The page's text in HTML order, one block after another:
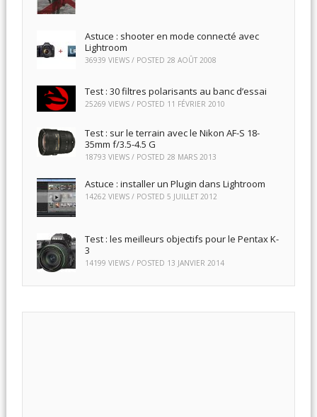
Astuce : shooter en mode connecté avec
Lightroom
36939 VIEWS / POSTED 28 AOÛT 2008
Test : 30 filtres polarisants au banc d’essai
25269 VIEWS / POSTED 11 FÉVRIER 2010
Test : sur le terrain avec le Nikon AF-S 18-
35mm f/3.5-4.5 G
18793 VIEWS / POSTED 28 MARS 2013
Astuce : installer un Plugin dans Lightroom
14262 VIEWS / POSTED 5 JUILLET 2012
Test : les meilleurs objectifs pour le Pentax K-
3
14199 VIEWS / POSTED 13 JANVIER 2014